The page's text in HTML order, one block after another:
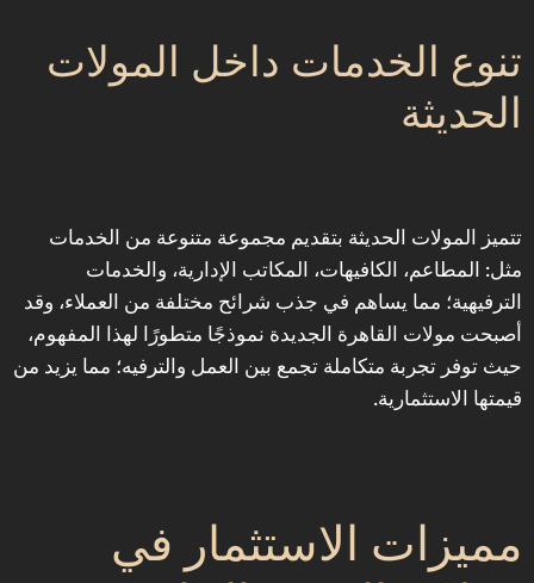
‎تنوع الخدمات داخل المولات
الحديثة
‎تتميز المولات الحديثة بتقديم مجموعة متنوعة من الخدمات
مثل: المطاعم، الكافيهات، المكاتب الإدارية، والخدمات
الترفيهية؛ مما يساهم في جذب شرائح مختلفة من العملاء، وقد
أصبحت مولات القاهرة الجديدة نموذجًا متطورًا لهذا المفهوم،
حيث توفر تجربة متكاملة تجمع بين العمل والترفيه؛ مما يزيد من
قيمتها الاستثمارية.
‎مميزات الاستثمار في